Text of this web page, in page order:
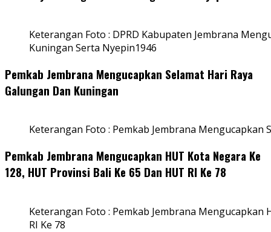
Keterangan Foto : DPRD Kabupaten Jembrana
Kuningan Serta Nyepin1946
Pemkab Jembrana Mengucapkan Selamat Hari Raya
Galungan Dan Kuningan
Keterangan Foto : Pemkab Jembrana Mengucapkan
Pemkab Jembrana Mengucapkan HUT Kota Negara Ke
128, HUT Provinsi Bali Ke 65 Dan HUT RI Ke 78
Keterangan Foto : Pemkab Jembrana Mengucapkan
RI Ke 78